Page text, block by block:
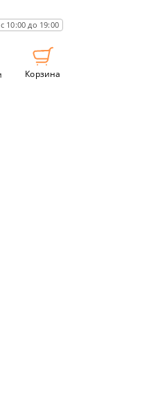
с 10:00 до 19:00
Корзина